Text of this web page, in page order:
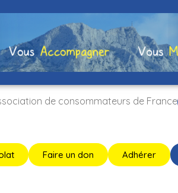
de consommateurs de France
Faire un don Adhérer